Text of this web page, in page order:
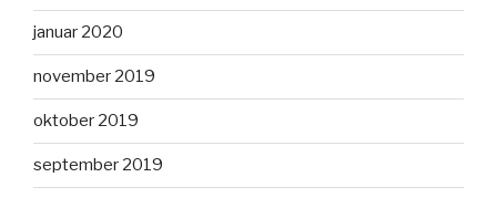
januar 2020
november 2019
oktober 2019
september 2019